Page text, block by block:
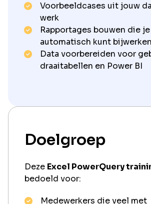
Voorbeeldcases uit jouw
werk
Rapportages bouwen die je
automatisch kunt bijwerken
Data voorbereiden voor
draaitabellen en Power BI
Doelgroep
Deze Excel PowerQuery
bedoeld voor:
Medewerkers die veel met